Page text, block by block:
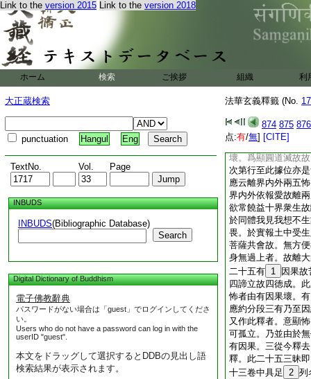
Link to the version 2015 Link to the version 2018
ホーム 検索 ご挨拶 組織 利
大正蔵検索
punctuation Hangul Eng
TextNo. Vol. Page
INBUDS
INBUDS(Bibliographic Database)
Search
Digital Dictionary of Buddhism
電子佛教辭典
パスワードがない場合は「guest」でログインしてくださ
い。
Users who do not have a password can log in with the
userID "guest".
本文をドラッグして選択するとDDBの見出し語
検索結果が表示されます。
法華玄義釋籤 (No.
874 875 876
点:有/無] [CITE]
頭亦如是。乃至虚
百身。第九地説知
爲衆生説。四乘相
相。菩薩乘相。佛
種身。今文依地論
怖畏得二十五三昧
論文。次解釋。言
不於善道起愛惡道起
不於善惡身起愛憎
安三釋。初一番約
壞。爲顯圓道滅故
次第行至此據位亦
應云離界内外兩五
界内外依報愛故離
欲常饒益十界衆生
於同體我見我想不
畏。於實報土中受
菩薩共會故。無方
身無過上者。故離
二十五有 1
因果
四諦立故四徳成。
怖者由有因果壞。
應約分段三有乃至
又作此釋者。意顯
可孤立。乃並由於
有因果。三從今釋
釋。此二十五三昧
十三卷中具足
2 列